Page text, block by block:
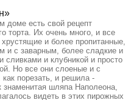
доме есть свой рецепт
торта. Их очень много, и все
и более пропитанные,
и с заварным, более сладкие и
сливками и клубникой и просто
Но все они слоеные и с
порезать, и решила -
знаменитая шляпа Наполеона,
видеть в этих пирожных